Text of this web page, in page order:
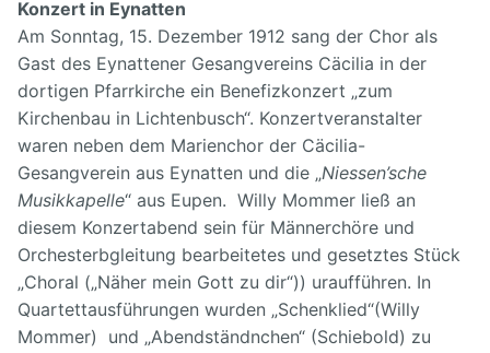
Konzert in Eynatten
Am Sonntag, 15. Dezember 1912 sang der Chor als
Gast des Eynattener Gesangvereins Cäcilia in der
dortigen Pfarrkirche ein Benefizkonzert „zum
Kirchenbau in Lichtenbusch“. Konzertveranstalter
waren neben dem Marienchor der Cäcilia-
Gesangverein aus Eynatten und die „Niessen’sche
Musikkapelle“ aus Eupen. Willy Mommer ließ an
diesem Konzertabend sein für Männerchöre und
Orchesterbgleitung bearbeitetes und gesetztes Stück
„Choral („Näher mein Gott zu dir“)) uraufführen. In
Quartettausführungen wurden „Schenklied“(Willy
Mommer) und „Abendständnchen“ (Schiebold) zu